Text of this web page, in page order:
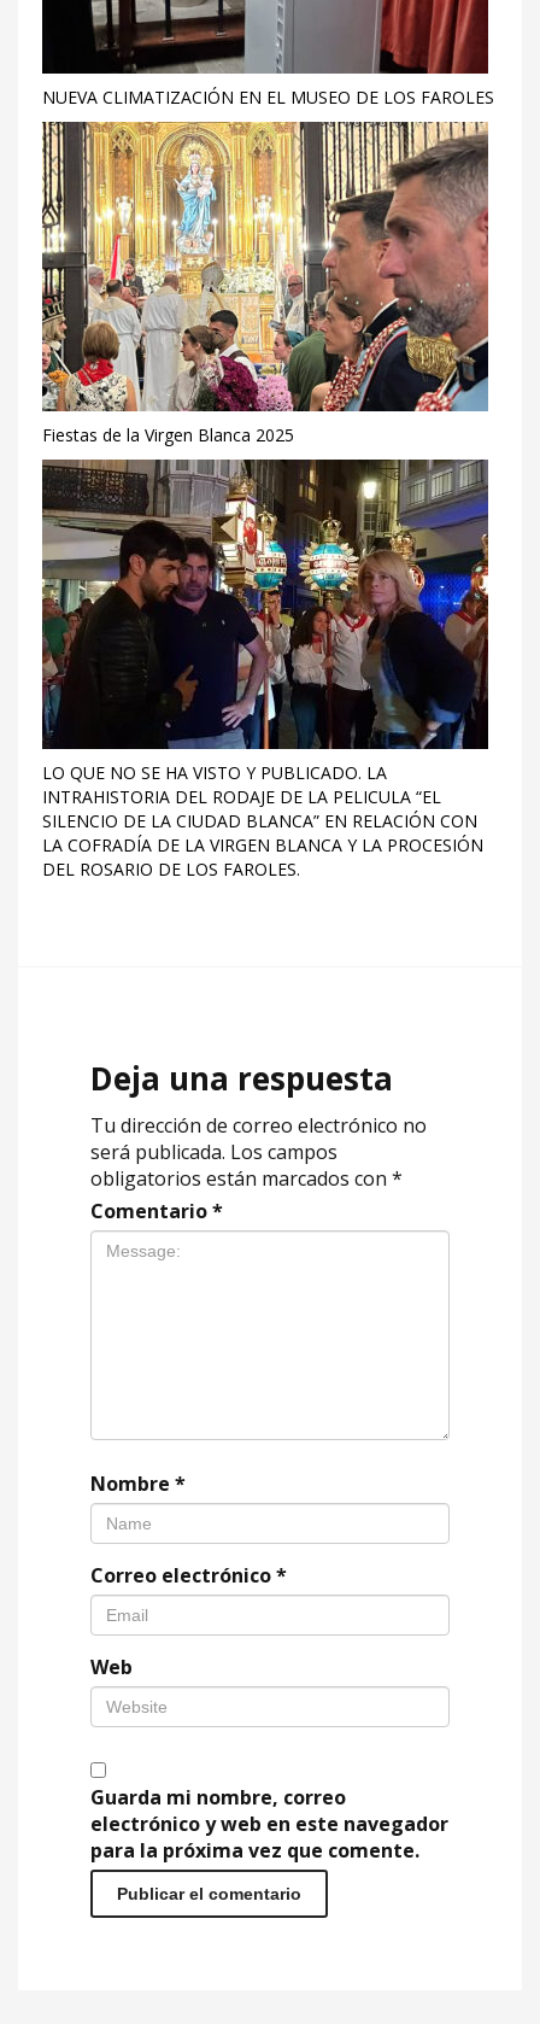
NUEVA CLIMATIZACIÓN EN EL MUSEO DE LOS FAROLES
Fiestas de la Virgen Blanca 2025
LO QUE NO SE HA VISTO Y PUBLICADO. LA
INTRAHISTORIA DEL RODAJE DE LA PELICULA “EL
SILENCIO DE LA CIUDAD BLANCA” EN RELACIÓN CON
LA COFRADÍA DE LA VIRGEN BLANCA Y LA PROCESIÓN
DEL ROSARIO DE LOS FAROLES.
Deja una respuesta
Tu dirección de correo electrónico no
será publicada. Los campos
obligatorios están marcados con *
Comentario*
Nombre *
Correo electrónico*
Web
Guarda mi nombre, correo
electrónico y web en este navegador
para la próxima vez que comente.